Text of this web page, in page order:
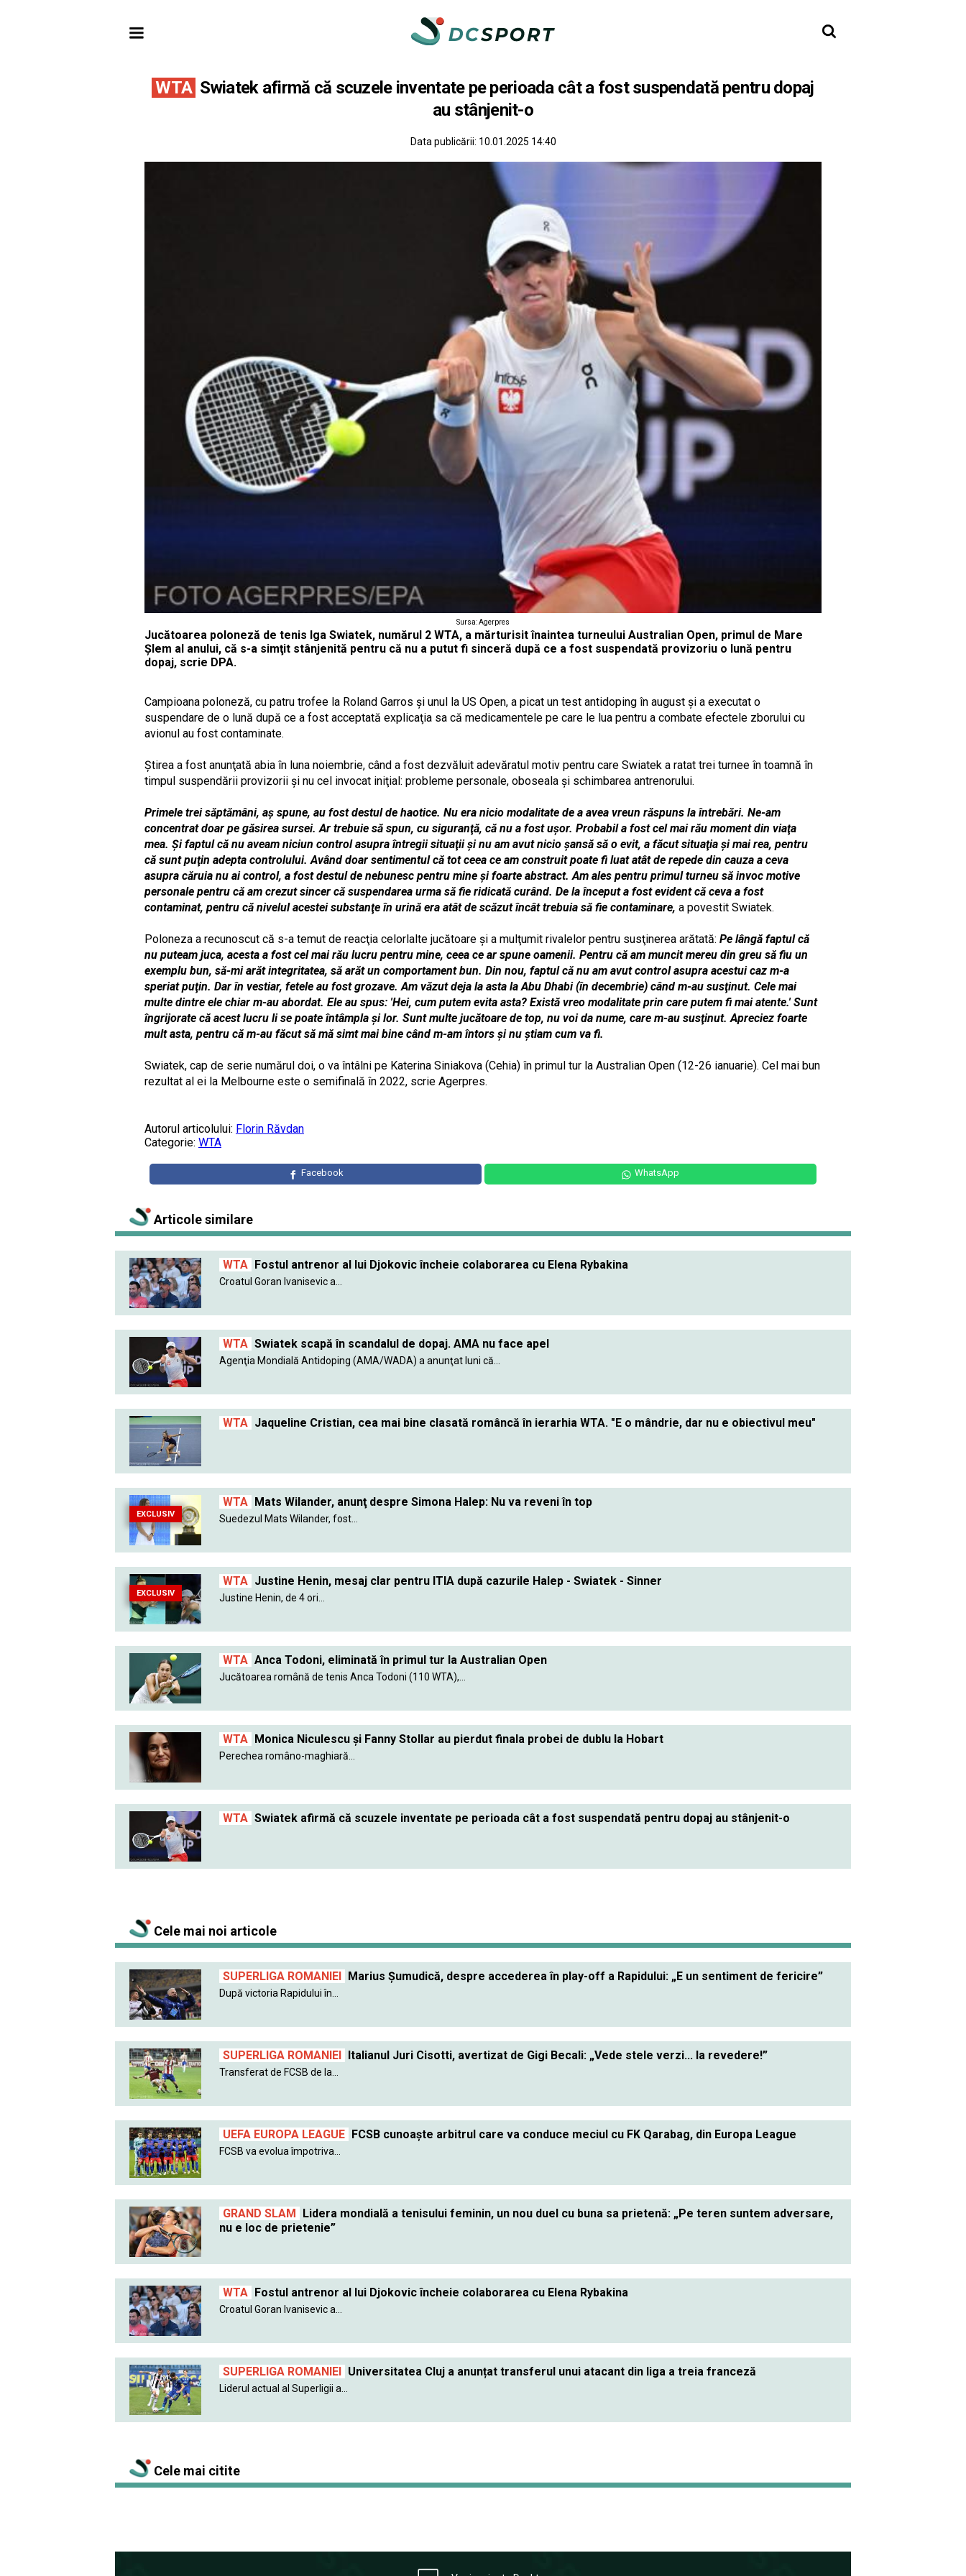
WTA Swiatek afirmă că scuzele inventate pe perioada cât a fost suspendată pentru dopaj
au stânjenit-o
Data publicării: 10.01.2025 14:40
Sursa: Agerpres
Jucătoarea poloneză de tenis Iga Swiatek, numărul 2 WTA, a mărturisit înaintea turneului Australian Open, primul de Mare
Şlem al anului, că s-a simţit stânjenită pentru că nu a putut fi sinceră după ce a fost suspendată provizoriu o lună pentru
dopaj, scrie DPA.
Campioana poloneză, cu patru trofee la Roland Garros şi unul la US Open, a picat un test antidoping în august şi a executat o
suspendare de o lună după ce a fost acceptată explicaţia sa că medicamentele pe care le lua pentru a combate efectele zborului cu
avionul au fost contaminate.
Ştirea a fost anunţată abia în luna noiembrie, când a fost dezvăluit adevăratul motiv pentru care Swiatek a ratat trei turnee în toamnă în
timpul suspendării provizorii şi nu cel invocat iniţial: probleme personale, oboseala şi schimbarea antrenorului.
Primele trei săptămâni, aş spune, au fost destul de haotice. Nu era nicio modalitate de a avea vreun răspuns la întrebări. Ne-am
concentrat doar pe găsirea sursei. Ar trebuie să spun, cu siguranţă, că nu a fost uşor. Probabil a fost cel mai rău moment din viaţa
mea. Şi faptul că nu aveam niciun control asupra întregii situaţii şi nu am avut nicio şansă să o evit, a făcut situaţia şi mai rea, pentru
că sunt puţin adepta controlului. Având doar sentimentul că tot ceea ce am construit poate fi luat atât de repede din cauza a ceva
asupra căruia nu ai control, a fost destul de nebunesc pentru mine şi foarte abstract. Am ales pentru primul turneu să invoc motive
personale pentru că am crezut sincer că suspendarea urma să fie ridicată curând. De la început a fost evident că ceva a fost
contaminat, pentru că nivelul acestei substanţe în urină era atât de scăzut încât trebuia să fie contaminare, a povestit Swiatek.
Poloneza a recunoscut că s-a temut de reacţia celorlalte jucătoare şi a mulţumit rivalelor pentru susţinerea arătată: Pe lângă faptul că
nu puteam juca, acesta a fost cel mai rău lucru pentru mine, ceea ce ar spune oamenii. Pentru că am muncit mereu din greu să fiu un
exemplu bun, să-mi arăt integritatea, să arăt un comportament bun. Din nou, faptul că nu am avut control asupra acestui caz m-a
speriat puţin. Dar în vestiar, fetele au fost grozave. Am văzut deja la asta la Abu Dhabi (în decembrie) când m-au susţinut. Cele mai
multe dintre ele chiar m-au abordat. Ele au spus: 'Hei, cum putem evita asta? Există vreo modalitate prin care putem fi mai atente.' Sunt
îngrijorate că acest lucru li se poate întâmpla şi lor. Sunt multe jucătoare de top, nu voi da nume, care m-au susţinut. Apreciez foarte
mult asta, pentru că m-au făcut să mă simt mai bine când m-am întors şi nu ştiam cum va fi.
Swiatek, cap de serie numărul doi, o va întâlni pe Katerina Siniakova (Cehia) în primul tur la Australian Open (12-26 ianuarie). Cel mai bun
rezultat al ei la Melbourne este o semifinală în 2022, scrie Agerpres.
Autorul articolului: Florin Răvdan
Categorie: WTA
Facebook WhatsApp
Articole similare
WTA Fostul antrenor al lui Djokovic încheie colaborarea cu Elena Rybakina
Croatul Goran Ivanisevic a...
WTA Swiatek scapă în scandalul de dopaj. AMA nu face apel
Agenţia Mondială Antidoping (AMA/WADA) a anunţat luni că...
WTA Jaqueline Cristian, cea mai bine clasată româncă în ierarhia WTA. "E o mândrie, dar nu e obiectivul meu"
EXCLUSIV
WTA Mats Wilander, anunţ despre Simona Halep: Nu va reveni în top
Suedezul Mats Wilander, fost...
EXCLUSIV
WTA Justine Henin, mesaj clar pentru ITIA după cazurile Halep - Swiatek - Sinner
Justine Henin, de 4 ori...
WTA Anca Todoni, eliminată în primul tur la Australian Open
Jucătoarea română de tenis Anca Todoni (110 WTA),...
WTA Monica Niculescu și Fanny Stollar au pierdut finala probei de dublu la Hobart
Perechea româno-maghiară...
WTA Swiatek afirmă că scuzele inventate pe perioada cât a fost suspendată pentru dopaj au stânjenit-o
Cele mai noi articole
SUPERLIGA ROMANIEI Marius Șumudică, despre accederea în play-off a Rapidului: „E un sentiment de fericire”
După victoria Rapidului în...
SUPERLIGA ROMANIEI Italianul Juri Cisotti, avertizat de Gigi Becali: „Vede stele verzi... la revedere!”
Transferat de FCSB de la...
UEFA EUROPA LEAGUE FCSB cunoaște arbitrul care va conduce meciul cu FK Qarabag, din Europa League
FCSB va evolua împotriva...
GRAND SLAM Lidera mondială a tenisului feminin, un nou duel cu buna sa prietenă: „Pe teren suntem adversare,
nu e loc de prietenie”
WTA Fostul antrenor al lui Djokovic încheie colaborarea cu Elena Rybakina
Croatul Goran Ivanisevic a...
SUPERLIGA ROMANIEI Universitatea Cluj a anunțat transferul unui atacant din liga a treia franceză
Liderul actual al Superligii a...
Cele mai citite